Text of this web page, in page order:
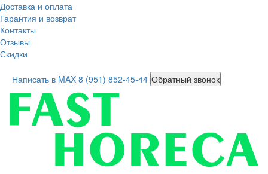
Доставка и оплата
Гарантия и возврат
Контакты
Отзывы
Скидки
Написать в MAX 8 (951) 852-45-44 Обратный звонок